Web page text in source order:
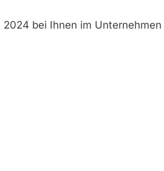
bei Ihnen im Unternehmen